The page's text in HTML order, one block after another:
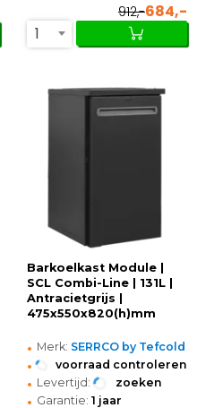
912,-684,-
1
Barkoelkast Module |
SCL Combi-Line | 131L |
Antracietgrijs |
475x550x820(h)mm
• Merk: SERRCO by Tefcold
• voorraad controleren
• Levertijd: zoeken
• Garantie: 1 jaar